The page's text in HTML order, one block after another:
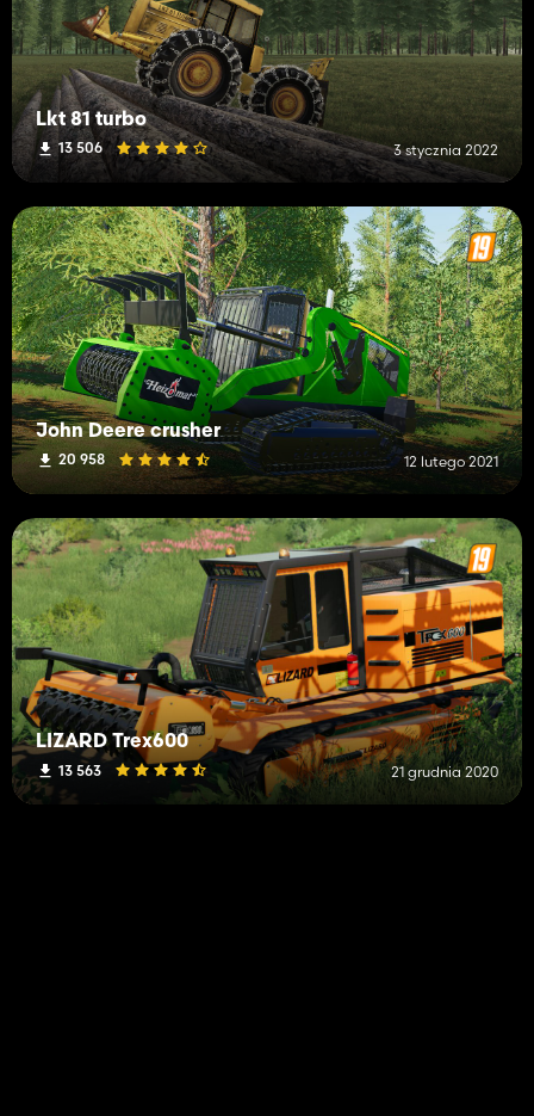
Lkt 81 turbo
13 506 3 stycznia 2022
John Deere crusher
20 958 12 lutego 2021
LIZARD Trex600
13 563 21 grudnia 2020